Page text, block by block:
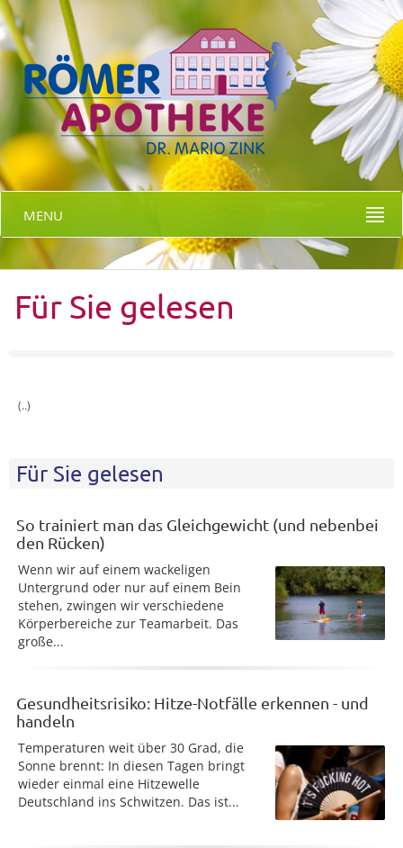
MENU
Für Sie gelesen
(..)
Für Sie gelesen
So trainiert man das Gleichgewicht (und nebenbei
den Rücken)
Wenn wir auf einem wackeligen
Untergrund oder nur auf einem Bein
stehen, zwingen wir verschiedene
Körperbereiche zur Teamarbeit. Das
große...
Gesundheitsrisiko: Hitze-Notfälle erkennen - und
handeln
Temperaturen weit über 30 Grad, die
Sonne brennt: In diesen Tagen bringt
wieder einmal eine Hitzewelle
Deutschland ins Schwitzen. Das ist...